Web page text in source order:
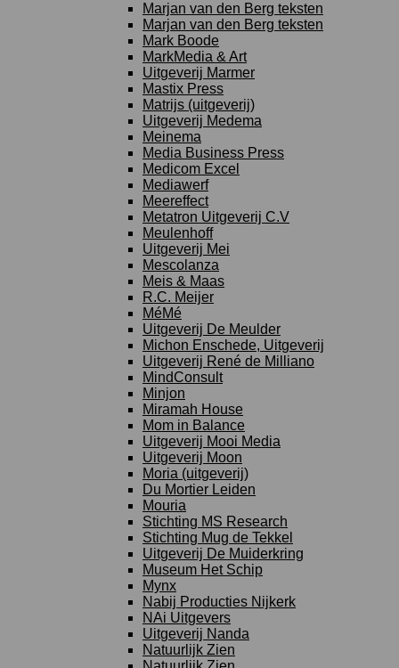
Marjan van den Berg teksten
Marjan van den Berg teksten
Mark Boode
MarkMedia & Art
Uitgeverij Marmer
Mastix Press
Matrijs (uitgeverij)
Uitgeverij Medema
Meinema
Media Business Press
Medicom Excel
Mediawerf
Meereffect
Metatron Uitgeverij C.V
Meulenhoff
Uitgeverij Mei
Mescolanza
Meis & Maas
R.C. Meijer
MéMé
Uitgeverij De Meulder
Michon Enschede, Uitgeverij
Uitgeverij René de Milliano
MindConsult
Minjon
Miramah House
Mom in Balance
Uitgeverij Mooi Media
Uitgeverij Moon
Moria (uitgeverij)
Du Mortier Leiden
Mouria
Stichting MS Research
Stichting Mug de Tekkel
Uitgeverij De Muiderkring
Museum Het Schip
Mynx
Nabij Producties Nijkerk
NAi Uitgevers
Uitgeverij Nanda
Natuurlijk Zien